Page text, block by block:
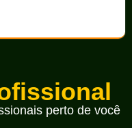
perto de você